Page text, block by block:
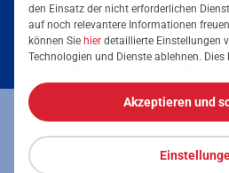
den Einsatz der nicht erforderlichen
auf noch relevantere Informationen
können Sie hier detaillierte Einstellungen
Technologien und Dienste ablehnen.
jederzeit die volle Kontrolle über Ihre
jederzeit geändert werden. Weitere
Sie imImpressumund in den
Akzeptieren und
Strom für Zuhause
Erdgas für Zuhause
Elektromobilität
Energieausweis erstellen
Services & Informationen
Podcast
Umzugsmeldung
Impressum Datenschutz
Vertrag widerrufen